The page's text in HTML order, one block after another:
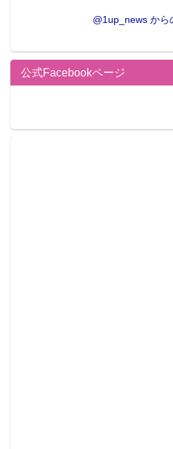
@1up_news から
公式Facebookページ